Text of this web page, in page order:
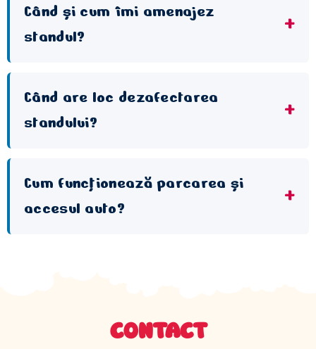
Când și cum îmi amenajez
standul?
Când are loc dezafectarea
standului?
Cum funcționează parcarea și
accesul auto?
CONTACT